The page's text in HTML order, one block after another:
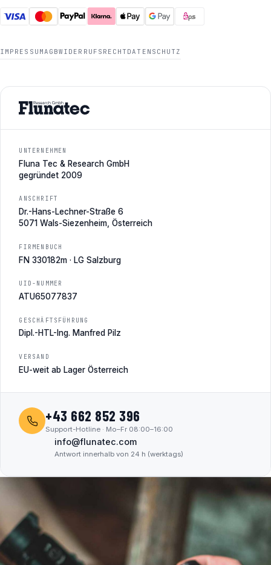
IMPRESSUM AGBWIDERRUFSRECHT DATENSCHUTZ
UNTERNEHMEN
Fluna Tec & Research GmbH
gegründet 2009
ANSCHRIFT
Dr.-Hans-Lechner-Straße 6
5071 Wals-Siezenheim, Österreich
FIRMENBUCH
FN 330182m · LG Salzburg
UID-NUMMER
ATU65077837
GESCHÄFTSFÜHRUNG
Dipl.-HTL-Ing. Manfred Pilz
VERSAND
EU-weit ab Lager Österreich
+43 662 852 396
Support-Hotline · Mo–Fr 08:00–16:00
info@flunatec.com
Antwort innerhalb von 24 h (werktags)